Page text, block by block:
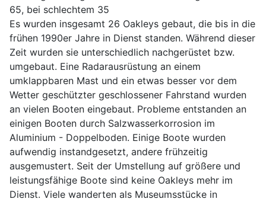
65, bei schlechtem 35
Es wurden insgesamt 26 Oakleys gebaut, die bis in die
frühen 1990er Jahre in Dienst standen. Während dieser
Zeit wurden sie unterschiedlich nachgerüstet bzw.
umgebaut. Eine Radarausrüstung an einem
umklappbaren Mast und ein etwas besser vor dem
Wetter geschützter geschlossener Fahrstand wurden
an vielen Booten eingebaut. Probleme entstanden an
einigen Booten durch Salzwasserkorrosion im
Aluminium - Doppelboden. Einige Boote wurden
aufwendig instandgesetzt, andere frühzeitig
ausgemustert. Seit der Umstellung auf größere und
leistungsfähige Boote sind keine Oakleys mehr im
Dienst. Viele wanderten als Museumsstücke in